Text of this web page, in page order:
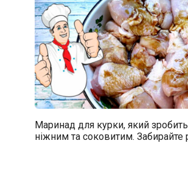
Маринад для курки, який зробить
ніжним та соковитим. Забирайте